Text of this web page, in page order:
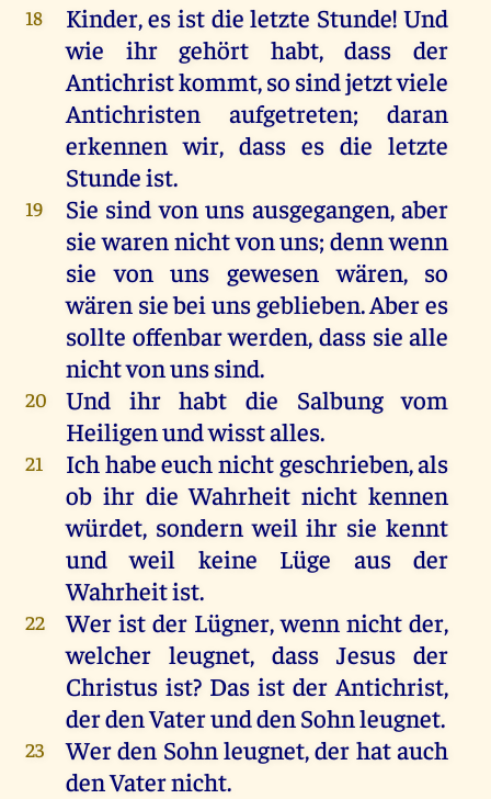
18 Kinder,es ist die letzte Stunde!Und
wie
ihr gehört habt, dassder
Antichristkommt,so sindjetztviele
Antichristen aufgetreten;daran
erkennen wir, dasses die letzte
Stundeist.
19 Sie sind von uns ausgegangen,aber
siewarennichtvonuns;dennwenn
sie von uns gewesen wären, so
wären siebei unsgeblieben.Aberes
sollte offenbarwerden, dass sie alle
nichtvonunssind.
20 Und ihr habt die Salbung vom
Heiligenundwisstalles.
21 Ichhabeeuchnichtgeschrieben,als
ob ihr die Wahrheit nicht kennen
würdet, sondern weil ihr sie kennt
und
weil keine Lüge aus
der
Wahrheitist.
22 Wer ist der Lügner,wenn nicht der,
welcher leugnet, dassJesus der
Christus ist? Das ist der Antichrist,
derdenVaterunddenSohnleugnet.
23 Werden Sohnleugnet,der hatauch
denVaternicht.